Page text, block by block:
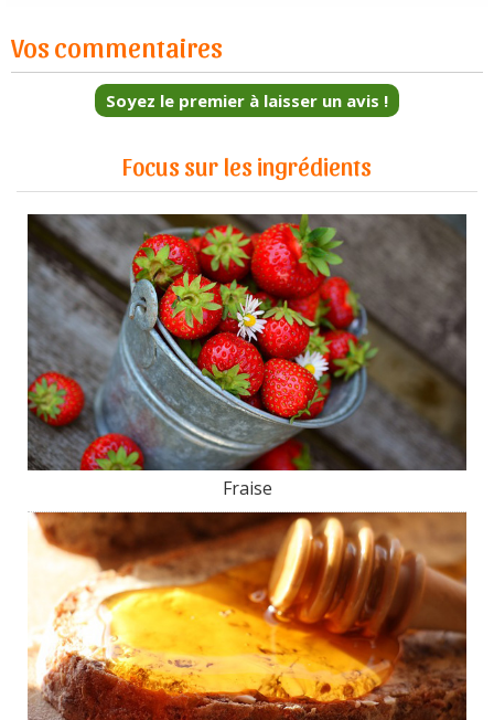
Vos commentaires
Soyez le premier à laisser un avis !
Focus sur les ingrédients
Fraise